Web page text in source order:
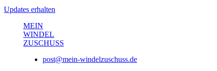
Updates erhalten
MEIN
WINDEL
ZUSCHUSS
post@mein-windelzuschuss.de